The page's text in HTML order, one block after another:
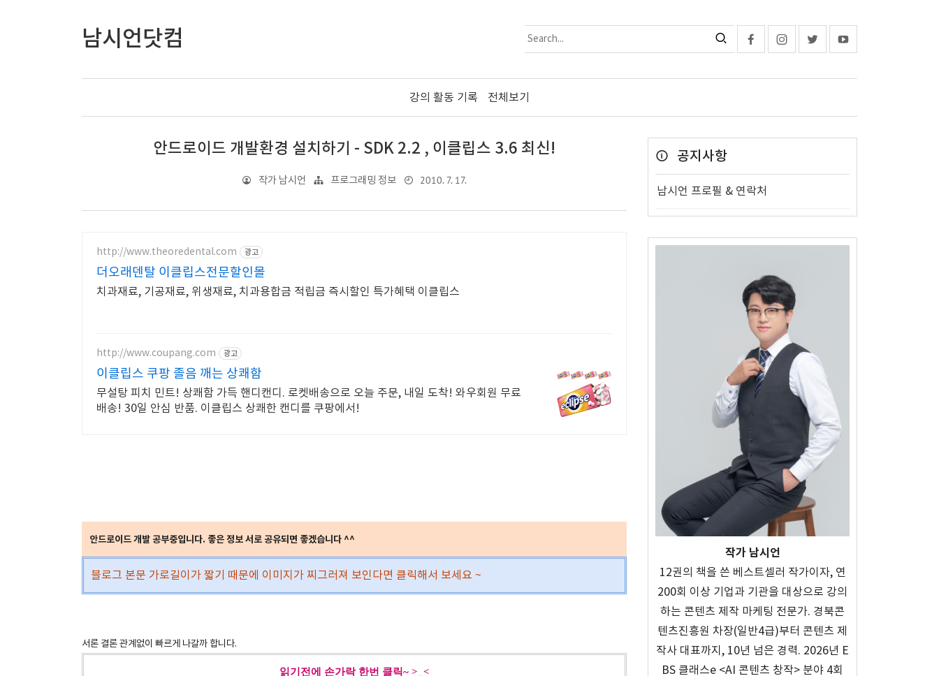
남시언닷컴
강의 활동 기록 전체보기
안드로이드 개발환경 설치하기 - SDK 2.2 , 이클립스 3.6 최신!
작가 남시언 프로그래밍 정보 2010. 7. 17.
http://www.theoredental.com 광고
더오래덴탈 이클립스전문할인몰
치과재료, 기공재료, 위생재료, 치과용합금 적립금 즉시할인 특가혜택 이클립스
http://www.coupang.com 광고
이클립스 쿠팡 졸음 깨는 상쾌함
무설탕 피치 민트! 상쾌함 가득 핸디캔디. 로켓배송으로 오늘 주문, 내일 도착! 와우회원 무료
배송! 30일 안심 반품. 이클립스 상쾌한 캔디를 쿠팡에서!
안드로이드 개발 공부중입니다. 좋은 정보 서로 공유되면 좋겠습니다 ^^
블로그 본문 가로길이가 짧기 때문에 이미지가 찌그러져 보인다면 클릭해서 보세요 ~
서론 결론 관계없이 빠르게 나갈까 합니다.
읽기전에 손가락 한번 클릭~ >_<
공지사항
남시언 프로필 & 연락처
작가 남시언
12권의 책을 쓴 베스트셀러 작가이자, 연
200회 이상 기업과 기관을 대상으로 강의
하는 콘텐츠 제작 마케팅 전문가. 경북콘
텐츠진흥원 차장(일반4급)부터 콘텐츠 제
작사 대표까지, 10년 넘은 경력. 2026년 E
BS 클래스e <AI 콘텐츠 창작> 분야 4회